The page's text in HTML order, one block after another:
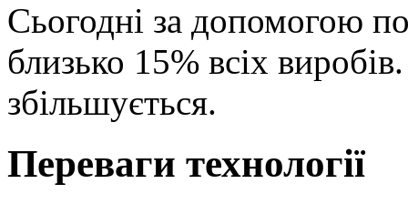
Сьогодні за допомогою
близько 15% всіх
збільшується.
Переваги технології